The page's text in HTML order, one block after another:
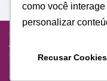
como você
personalizar
Recusar Cookies
Copyright © 2020 .
Usamos cookies para
Ao usar o nosso site, você
informações, leia nossa